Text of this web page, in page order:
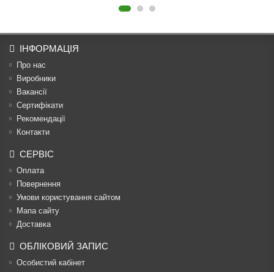
ІНФОРМАЦІЯ
Про нас
Виробники
Вакансії
Сертифікати
Рекомендації
Контакти
СЕРВІС
Оплата
Повернення
Умови користування сайтом
Мапа сайту
Доставка
ОБЛІКОВИЙ ЗАПИС
Особистий кабінет